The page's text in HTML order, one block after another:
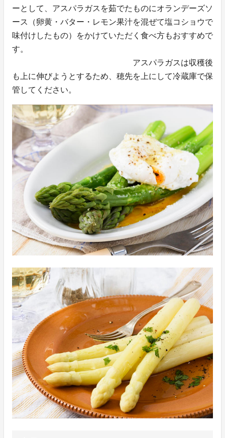
ーとして、アスパラガスを茹でたものにオランデーズソ
ース（卵黄・バター・レモン果汁を混ぜて塩コショウで
味付けしたもの）をかけていただく食べ方もおすすめで
す。
アスパラガスは収穫後
も上に伸びようとするため、穂先を上にして冷蔵庫で保
管してください。